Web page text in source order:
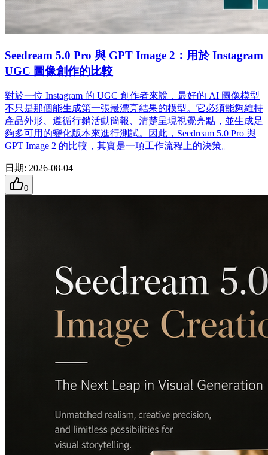
Seedream 5.0 Pro 與 GPT Image 2：用於 Instagram
UGC 圖像創作的比較
對於一位 Instagram 的 UGC 創作者來說，最好的 AI 圖像模型
不只是那個能生成第一張最漂亮結果的模型。它必須能夠維持
產品外形、遵循行銷活動簡報、清楚呈現視覺亮點，並生成足
夠多可用的變化版本來進行測試。因此，Seedream 5.0 Pro 與
GPT Image 2 的比較，其實是一項工作流程上的決策。
日期: 2026-08-04
0